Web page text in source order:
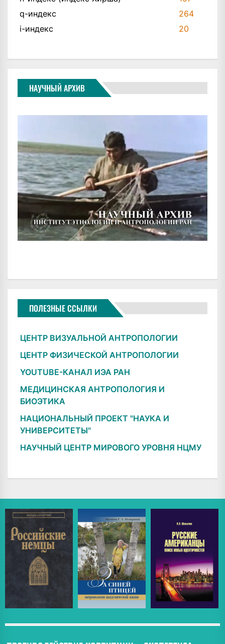
q-индекс
264
i-индекс
20
НАУЧНЫЙ АРХИВ
ПОЛЕЗНЫЕ ССЫЛКИ
ЦЕНТР ВИЗУАЛЬНОЙ АНТРОПОЛОГИИ
ЦЕНТР ФИЗИЧЕСКОЙ АНТРОПОЛОГИИ
YOUTUBE-КАНАЛ ИЭА РАН
МЕДИЦИНСКАЯ АНТРОПОЛОГИЯ И
БИОЭТИКА
НАЦИОНАЛЬНЫЙ ПРОЕКТ "НАУКА И
УНИВЕРСИТЕТЫ"
НАУЧНЫЙ ЦЕНТР МИРОВОГО УРОВНЯ НЦМУ